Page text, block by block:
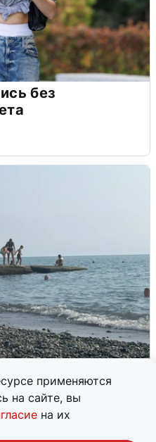
применяются
на сайте, вы
на их
без
угроза БПЛА